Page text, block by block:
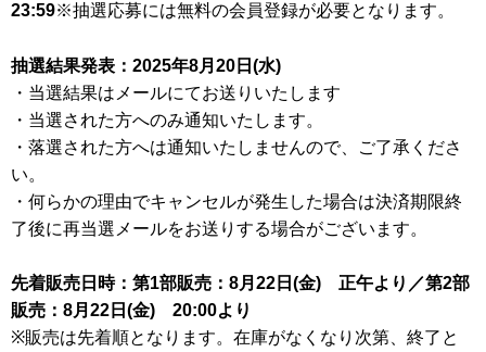
23:59※抽選応募には無料の会員登録が必要となります。
抽選結果発表：2025年8月20日(水)
・当選結果はメールにてお送りいたします
・当選された方へのみ通知いたします。
・落選された方へは通知いたしませんので、ご了承くださ
い。
・何らかの理由でキャンセルが発生した場合は決済期限終
了後に再当選メールをお送りする場合がございます。
先着販売日時：第1部販売：8月22日(金) 正午より／第2部
販売：8月22日(金) 20:00より
※販売は先着順となります。在庫がなくなり次第、終了と